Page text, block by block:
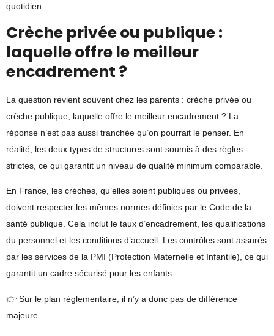
quotidien.
Crèche privée ou publique :
laquelle offre le meilleur
encadrement ?
La question revient souvent chez les parents : crèche privée ou
crèche publique, laquelle offre le meilleur encadrement ? La
réponse n’est pas aussi tranchée qu’on pourrait le penser. En
réalité, les deux types de structures sont soumis à des règles
strictes , ce qui garantit un niveau de qualité minimum comparable.
En France, les crèches, qu’elles soient publiques ou privées,
doivent respecter les mêmes normes définies par le Code de la
santé publique. Cela inclut le taux d’encadrement, les qualifications
du personnel et les conditions d’accueil. Les contrôles sont assurés
par les services de la PMI (Protection Maternelle et Infantile), ce qui
garantit un cadre sécurisé pour les enfants.
👉 Sur le plan réglementaire, il n’y a donc pas de différence
majeure.